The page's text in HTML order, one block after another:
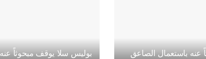
عنه باستعمال الصاعق
بوليس سلا يوقف مبحوثاً